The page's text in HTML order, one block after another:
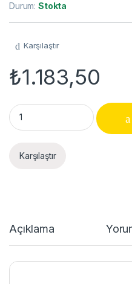
Durum:Stokta
Karşılaştır
₺1.183,50
SCHNEIDER LRD22 LRD22
Karşılaştır
Açıklama